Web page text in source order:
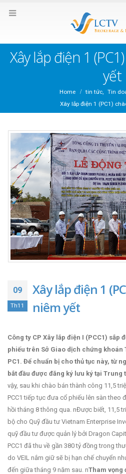
Xây lắp điện 1
yết
Home tin tức
Tin
Xây lắp điện 1 (PC1)
09
Th11
Xây lắp điện 1
niêm yết
Công ty CP Xây lắp điện I (PCC1) sắp
phiếu trên Sở Giao dịch chứng khoán
PC1. Để chuẩn bị cho thủ tục này, từ
bắt đầu được đăng ký lưu ký tại
vậy, sau khi chào bán thành công 11,5
PCC1 tiếp tục đưa cổ phiếu lên sàn
hồi tháng 8 thông qua. nĐược biết, 11,5
bộ cho Quỹ đầu tư Vietnam Enterprise
quỹ đầu tư được quản lý bởi Dragon
PCC1 đã thu về gần 380 tỷ đồng trong
do VEIL nắm giữ sẽ bị hạn chế chuyển
đến giữa tháng 9 năm sau. nTham vọng